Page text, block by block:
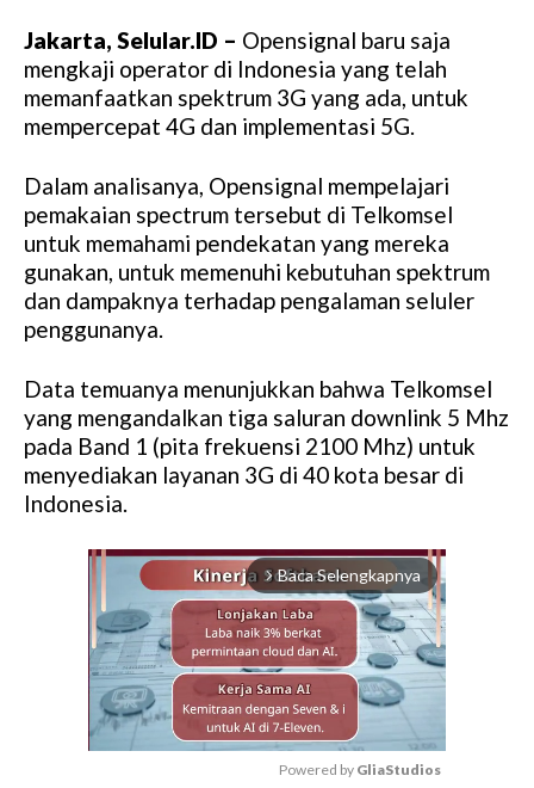
Jakarta, Selular.ID – Opensignal baru saja
mengkaji operator di Indonesia yang telah
memanfaatkan spektrum 3G yang ada, untuk
mempercepat 4G dan implementasi 5G.
Dalam analisanya, Opensignal mempelajari
pemakaian spectrum tersebut di Telkomsel
untuk memahami pendekatan yang mereka
gunakan, untuk memenuhi kebutuhan spektrum
dan dampaknya terhadap pengalaman seluler
penggunanya.
Data temuanya menunjukkan bahwa Telkomsel
yang mengandalkan tiga saluran downlink 5 Mhz
pada Band 1 (pita frekuensi 2100 Mhz) untuk
menyediakan layanan 3G di 40 kota besar di
Indonesia.
arrow_forward_ios Baca Selengkapnya
Powered by GliaStudios